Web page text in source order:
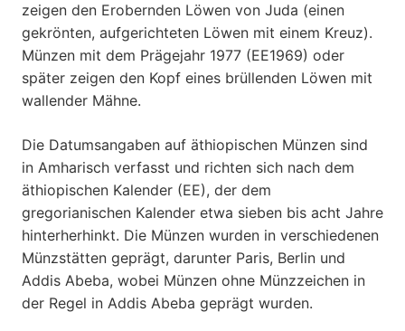
zeigen den Erobernden Löwen von Juda (einen
gekrönten, aufgerichteten Löwen mit einem Kreuz).
Münzen mit dem Prägejahr 1977 (EE1969) oder
später zeigen den Kopf eines brüllenden Löwen mit
wallender Mähne.
Die Datumsangaben auf äthiopischen Münzen sind
in Amharisch verfasst und richten sich nach dem
äthiopischen Kalender (EE), der dem
gregorianischen Kalender etwa sieben bis acht Jahre
hinterherhinkt. Die Münzen wurden in verschiedenen
Münzstätten geprägt, darunter Paris, Berlin und
Addis Abeba, wobei Münzen ohne Münzzeichen in
der Regel in Addis Abeba geprägt wurden.